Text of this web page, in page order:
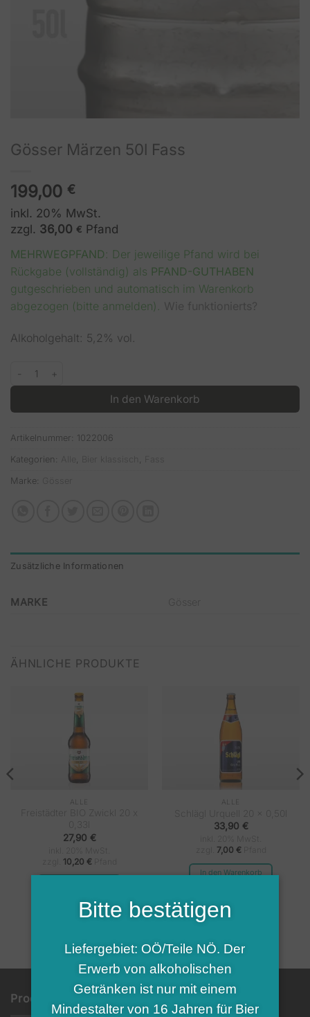
Gösser Märzen 50l Fass
199,00 €
inkl. 20% MwSt.
zzgl. 36,00 € Pfand
MEHRWEGPFAND : Der jeweilige Pfand wird bei
Rückgabe (vollständig) als PFAND-GUTHABEN
gutgeschrieben und automatisch im Warenkorb
abgezogen (bitte anmelden).
Alkoholgehalt: 5,2% vol.
Gösser Märzen 50l Fass Menge
In den Warenkorb
Artikelnummer: 1022006
Kategorien:
Marke:
Zusätzliche Informationen
MARKE
ÄHNLICHE PRODUKTE
ALLE
27,90 €
10,20 €Pfand
ALLE
33,90 €
7,00 €Pfand
In den Warenkorb
Produkt-Kategorien
Bitte bestätigen
Liefergebiet: OÖ/Teile NÖ. Der
Erwerb von alkoholischen
Getränken ist nur mit einem
Mindestalter von 16 Jahren für Bier